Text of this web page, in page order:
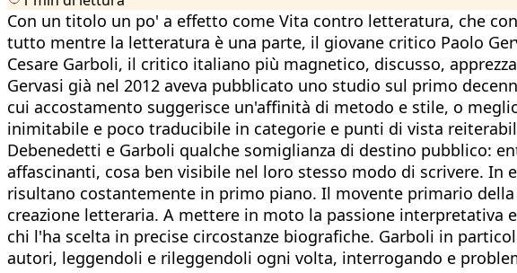
Con un titolo un po' a effetto come Vita contro letteratura, che
tutto mentre la letteratura è una parte, il giovane critico Paolo
Cesare Garboli, il critico italiano più magnetico, discusso,
Gervasi già nel 2012 aveva pubblicato uno studio sul primo
cui accostamento suggerisce un'affinità di metodo e stile, o
inimitabile e poco traducibile in categorie e punti di vista
Debenedetti e Garboli qualche somiglianza di destino pubblico:
affascinanti, cosa ben visibile nel loro stesso modo di scrivere.
risultano costantemente in primo piano. Il movente primario
creazione letteraria. A mettere in moto la passione
chi l'ha scelta in precise circostanze biografiche. Garboli in
autori, leggendoli e rileggendoli ogni volta, interrogando e